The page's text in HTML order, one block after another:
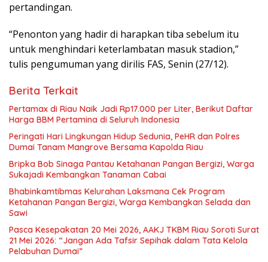
pertandingan.
“Penonton yang hadir di harapkan tiba sebelum itu
untuk menghindari keterlambatan masuk stadion,”
tulis pengumuman yang dirilis FAS, Senin (27/12).
Berita Terkait
Pertamax di Riau Naik Jadi Rp17.000 per Liter, Berikut Daftar
Harga BBM Pertamina di Seluruh Indonesia
Peringati Hari Lingkungan Hidup Sedunia, PeHR dan Polres
Dumai Tanam Mangrove Bersama Kapolda Riau
Bripka Bob Sinaga Pantau Ketahanan Pangan Bergizi, Warga
Sukajadi Kembangkan Tanaman Cabai
Bhabinkamtibmas Kelurahan Laksmana Cek Program
Ketahanan Pangan Bergizi, Warga Kembangkan Selada dan
Sawi
Pasca Kesepakatan 20 Mei 2026, AAKJ TKBM Riau Soroti Surat
21 Mei 2026: “Jangan Ada Tafsir Sepihak dalam Tata Kelola
Pelabuhan Dumai”